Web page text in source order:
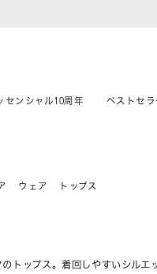
センシャル10周年 ベストセラ
ウェア トップス
トップス。着回しやすいシルエ